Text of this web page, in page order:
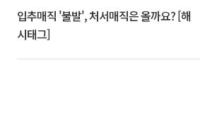
입추매직 '불발', 처서매직은 올까요? [해
시태그]